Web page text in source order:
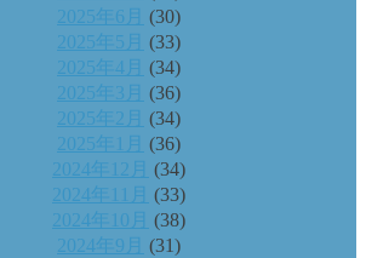
2025年6月 (30)
2025年5月 (33)
2025年4月 (34)
2025年3月 (36)
2025年2月 (34)
2025年1月 (36)
2024年12月 (34)
2024年11月 (33)
2024年10月 (38)
2024年9月 (31)